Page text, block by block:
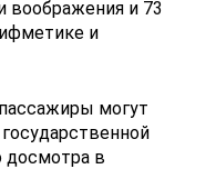
воображения и 73
и
могут
досмотра в